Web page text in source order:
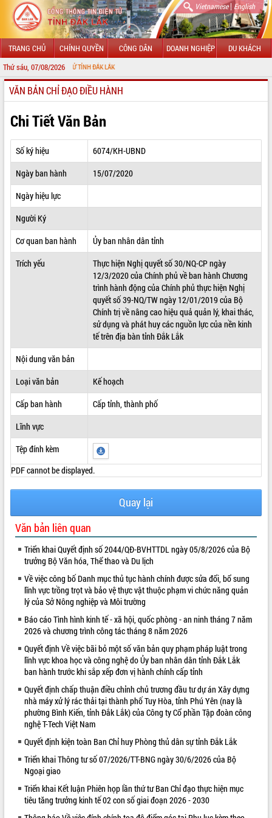
Vietnamese| English
TRANG CHỦ CHÍNH QUYỀN CÔNG DÂN DOANH NGHIỆP DU KHÁCH
Thứ sáu, 07/08/2026
TIN ĐIỆN TỬ TỈNH ĐẮK LẮK
GIỚI THIỆU
LÃNH ĐẠO UBND TỈNH
TIN TỨC SỰ KIỆN
SỞ, BAN, NGÀNH
THÔNG TIN CHỈ ĐẠO ĐIỀU HÀNH
HỆ THỐNG VĂN BẢN
VĂN BẢN HĐND TỈNH
VIDEO
Khám bệnh, cấp phát thuốc miễn phí
và tặng quà người dân xã Cư Pui
Hội nghị UBND tỉnh Đắk Lắk thường kỳ
tháng 7/2026
Lễ truy tặng danh hiệu “Bà Mẹ Việt
Nam Anh hùng” và trao Huân chương
Lao động
UBND tỉnh Đắk Lắk triển khai nhiệm
vụ 6 tháng cuối năm 2026
Kỳ họp thứ Hai, Hội đồng nhân dân
ALBUM ẢNH
VĂN BẢN CHỈ ĐẠO ĐIỀU HÀNH
Chi Tiết Văn Bản
Số ký hiệu
6074/KH-UBND
Ngày ban hành
15/07/2020
Ngày hiệu lực
Người Ký
Cơ quan ban hành
Ủy ban nhân dân tỉnh
Trích yếu
Thực hiện Nghị quyết số 30/NQ-CP ngày
12/3/2020 của Chính phủ về ban hành Chương
trình hành động của Chính phủ thực hiện Nghị
quyết số 39-NQ/TW ngày 12/01/2019 của Bộ
Chính trị về nâng cao hiệu quả quản lý, khai thác,
sử dụng và phát huy các nguồn lực của nền kinh
tế trên địa bàn tỉnh Đắk Lắk
Nội dung văn bản
Loại văn bản
Kế hoạch
Cấp ban hành
Cấp tỉnh, thành phố
Lĩnh vực
Tệp đính kèm
PDF cannot be displayed.
Quay lại
Văn bản liên quan
Triển khai Quyết định số 2044/QĐ-BVHTTDL ngày 05/8/2026 của Bộ
trưởng Bộ Văn hóa, Thể thao và Du lịch
Về việc công bố Danh mục thủ tục hành chính được sửa đổi, bổ sung
lĩnh vực trồng trọt và bảo vệ thực vật thuộc phạm vi chức năng quản
lý của Sở Nông nghiệp và Môi trường
Báo cáo Tình hình kinh tế - xã hội, quốc phòng - an ninh tháng 7 năm
2026 và chương trình công tác tháng 8 năm 2026
Quyết định Về việc bãi bỏ một số văn bản quy phạm pháp luật trong
lĩnh vực khoa học và công nghệ do Ủy ban nhân dân tỉnh Đắk Lắk
ban hành trước khi sắp xếp đơn vị hành chính cấp tỉnh
Quyết định chấp thuận điều chỉnh chủ trương đầu tư dự án Xây dựng
nhà máy xử lý rác thải tại thành phố Tuy Hòa, tỉnh Phú Yên (nay là
phường Bình Kiến, tỉnh Đắk Lắk) của Công ty Cổ phần Tập đoàn công
nghệ T-Tech Việt Nam
Quyết định kiện toàn Ban Chỉ huy Phòng thủ dân sự tỉnh Đắk Lắk
Triển khai Thông tư số 07/2026/TT-BNG ngày 30/6/2026 của Bộ
Ngoại giao
Triển khai Kết luận Phiên họp lần thứ tư Ban Chỉ đạo thực hiện mục
tiêu tăng trưởng kinh tế 02 con số giai đoạn 2026 - 2030